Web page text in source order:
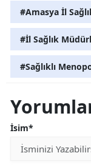
#Amasya İl
#İl Sağlık
#Sağlıklı
İsim*